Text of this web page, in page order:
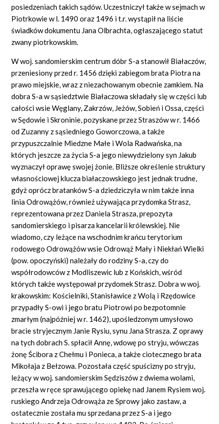
posiedzeniach takich sądów. Uczestniczył także w sejmach w
Piotrkowie w l. 1490 oraz 1496 i t.r. wystąpił na liście
świadków dokumentu Jana Olbrachta, ogłaszającego statut
zwany piotrkowskim.
W woj. sandomierskim centrum dóbr S-a stanowił Białaczów,
przeniesiony przed r. 1456 dzięki zabiegom brata Piotra na
prawo miejskie, wraz z niezachowanym obecnie zamkiem. Na
dobra S-a w sąsiedztwie Białaczowa składały się w części lub
całości wsie Węglany, Zakrzów, Jeżów, Sobień i Ossa, części
w Sędowie i Skroninie, pozyskane przez Straszów w r. 1466
od Zuzanny z sąsiedniego Goworczowa, a także
przypuszczalnie Miedzne Małe i Wola Radwańska, na
których jeszcze za życia S-a jego niewydzielony syn Jakub
wyznaczył oprawę swojej żonie. Bliższe określenie struktury
własnościowej klucza białaczowskiego jest jednak trudne,
gdyż oprócz bratanków S-a dziedziczyła w nim także inna
linia Odrowążów, również używająca przydomka Strasz,
reprezentowana przez Daniela Strasza, prepozyta
sandomierskiego i pisarza kancelarii królewskiej. Nie
wiadomo, czy leżące na wschodnim krańcu terytorium
rodowego Odrowążów wsie Odrowąż Mały i Niekłań Wielki
(pow. opoczyński) należały do rodziny S-a, czy do
współrodowców z Modliszewic lub z Końskich, wśród
których także występował przydomek Strasz. Dobra w woj.
krakowskim: Kościelniki, Stanisławice z Wolą i Rzędowice
przypadły S-owi i jego bratu Piotrowi po bezpotomnie
zmarłym (najpóźniej w r. 1462), upośledzonym umysłowo
bracie stryjecznym Janie Rysiu, synu Jana Strasza. Z oprawy
na tych dobrach S. spłacił Annę, wdowę po stryju, wówczas
żonę Ścibora z Chełmu i Ponieca, a także ciotecznego brata
Mikołaja z Bełzowa. Pozostała część spuścizny po stryju,
leżący w woj. sandomierskim Sędziszów z dwiema wolami,
przeszła w ręce sprawującego opiekę nad Janem Rysiem woj.
ruskiego Andrzeja Odrowąża ze Sprowy jako zastaw, a
ostatecznie została mu sprzedana przez S-a i jego